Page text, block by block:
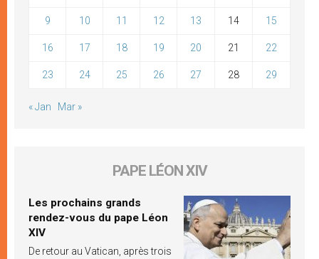
9 10 11 12 13 14 15
16 17 18 19 20 21 22
23 24 25 26 27 28 29
« Jan Mar »
PAPE LÉON XIV
Les prochains grands
rendez-vous du pape Léon
XIV
De retour au Vatican, après trois